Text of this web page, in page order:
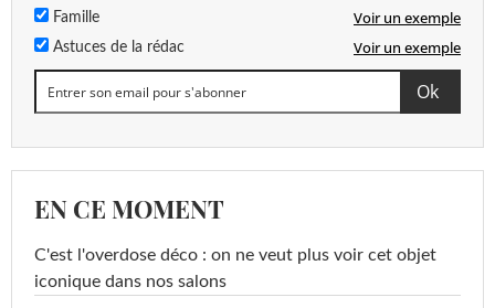
Famille Voir un exemple
Astuces de la rédac Voir un exemple
EN CE MOMENT
C'est l'overdose déco : on ne veut plus voir cet objet
iconique dans nos salons